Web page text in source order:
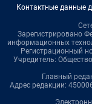
Контактные данные
Зарегистрировано
информационных
Регистрационный
Учредитель:
Главный
Адрес редакции: